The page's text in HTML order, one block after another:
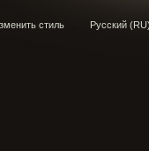
стиль Русский